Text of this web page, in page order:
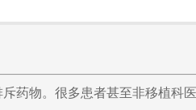
药物。很多患者甚至非移植科